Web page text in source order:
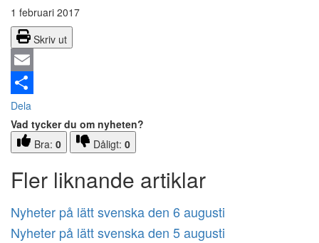
1 februari 2017
Skriv ut
Email
Dela
Vad tycker du om nyheten?
Bra: 0 Dåligt: 0
Fler liknande artiklar
Nyheter på lätt svenska den 6 augusti
Nyheter på lätt svenska den 5 augusti